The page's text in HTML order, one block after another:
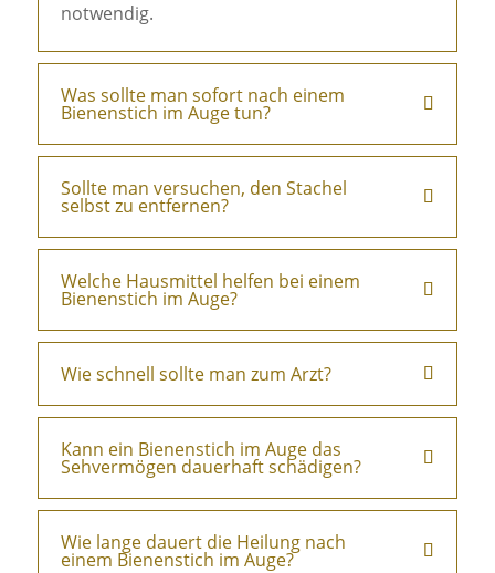
notwendig.
Was sollte man sofort nach einem
Bienenstich im Auge tun?
Sollte man versuchen, den Stachel
selbst zu entfernen?
Welche Hausmittel helfen bei einem
Bienenstich im Auge?
Wie schnell sollte man zum Arzt?
Kann ein Bienenstich im Auge das
Sehvermögen dauerhaft schädigen?
Wie lange dauert die Heilung nach
einem Bienenstich im Auge?